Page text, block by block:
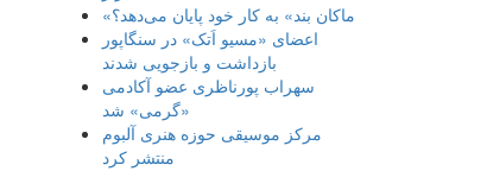
«ماکان بند» به کار خود پایان می‌دهد؟
اعضای «مسیو اَتک» در سنگاپور
بازداشت و بازجویی شدند
سهراب پورناظری عضو آکادمی
«گرمی» شد
مرکز موسیقی حوزه هنری آلبوم
منتشر کرد